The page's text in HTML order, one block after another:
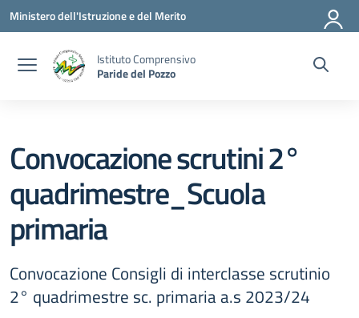
Vai ai contenuti
Vai al menu di navigazione
Vai al footer
Ministero dell'Istruzione e del Merito
Istituto Comprensivo
Paride del Pozzo
Convocazione scrutini 2°
quadrimestre_Scuola
primaria
Convocazione Consigli di interclasse scrutinio
2° quadrimestre sc. primaria a.s 2023/24